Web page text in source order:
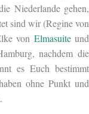
Niederlande gehen,
sind wir (Regine von
von Elmasuite und
nachdem die
es Euch bestimmt
ohne Punkt und